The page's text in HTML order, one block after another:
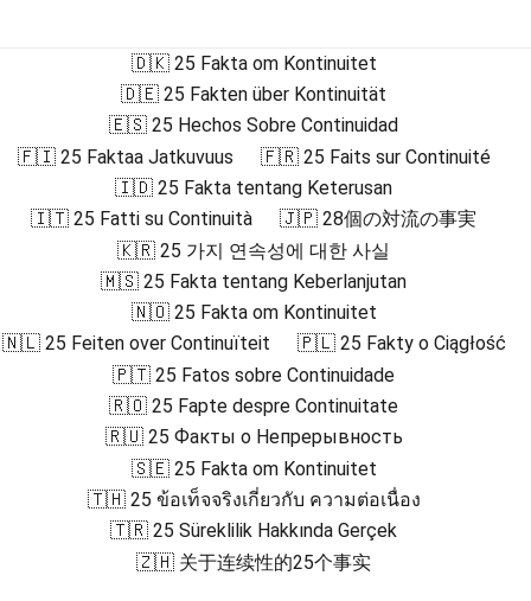
🇩🇰 25 Fakta om Kontinuitet
🇩🇪 25 Fakten über Kontinuität
🇪🇸 25 Hechos Sobre Continuidad
🇫🇮 25 Faktaa Jatkuvuus
🇫🇷 25 Faits sur Continuité
🇮🇩 25 Fakta tentang Keterusan
🇮🇹 25 Fatti su Continuità
🇯🇵 28個の対流の事実
🇰🇷 25 가지 연속성에 대한 사실
🇲🇸 25 Fakta tentang Keberlanjutan
🇳🇴 25 Fakta om Kontinuitet
🇳🇱 25 Feiten over Continuïteit
🇵🇱 25 Fakty o Ciągłość
🇵🇹 25 Fatos sobre Continuidade
🇷🇴 25 Fapte despre Continuitate
🇷🇺 25 Факты о Непрерывность
🇸🇪 25 Fakta om Kontinuitet
🇹🇭 25 ข้อเท็จจริงเกี่ยวกับ ความต่อเนื่อง
🇹🇷 25 Süreklilik Hakkında Gerçek
🇿🇭 关于连续性的25个事实